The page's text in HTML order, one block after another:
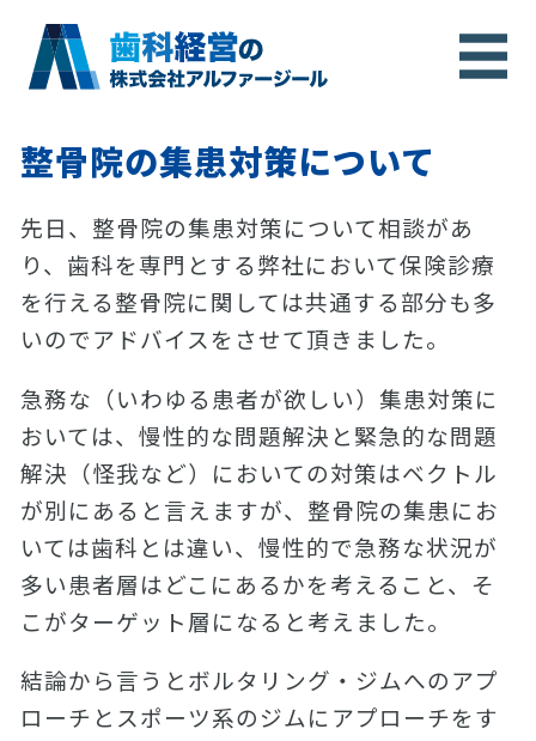
整骨院の集患対策について
先日、整骨院の集患対策について相談があ
り、歯科を専門とする弊社において保険診療
を行える整骨院に関しては共通する部分も多
いのでアドバイスをさせて頂きました。
急務な（いわゆる患者が欲しい）集患対策に
おいては、慢性的な問題解決と緊急的な問題
解決（怪我など）においての対策はベクトル
が別にあると言えますが、整骨院の集患にお
いては歯科とは違い、慢性的で急務な状況が
多い患者層はどこにあるかを考えること、そ
こがターゲット層になると考えました。
結論から言うとボルタリング・ジムへのアプ
ローチとスポーツ系のジムにアプローチをす